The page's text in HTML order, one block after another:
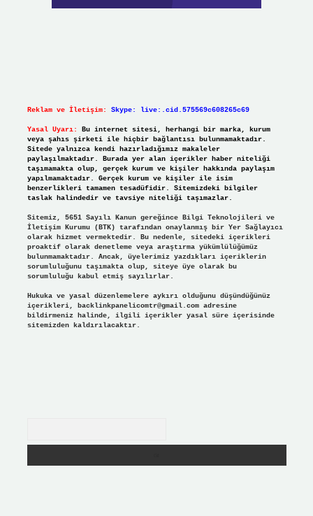
Reklam ve İletişim: Skype: live:.cid.575569c608265c69
Yasal Uyarı:
Bu internet sitesi, herhangi bir marka, kurum
veya şahıs şirketi ile hiçbir bağlantısı bulunmamaktadır.
Sitede yalnızca kendi hazırladığımız makaleler
paylaşılmaktadır. Burada yer alan içerikler haber niteliği
taşımamakta olup, gerçek kurum ve kişiler hakkında paylaşım
yapılmamaktadır. Gerçek kurum ve kişiler ile isim
benzerlikleri tamamen tesadüfidir. Sitemizdeki bilgiler
taslak halindedir ve tavsiye niteliği taşımazlar.
Sitemiz, 5651 Sayılı Kanun gereğince Bilgi Teknolojileri ve
İletişim Kurumu (BTK) tarafından onaylanmış bir Yer Sağlayıcı
olarak hizmet vermektedir. Bu nedenle, sitedeki içerikleri
proaktif olarak denetleme veya araştırma yükümlülüğümüz
bulunmamaktadır. Ancak, üyelerimiz yazdıkları içeriklerin
sorumluluğunu taşımakta olup, siteye üye olarak bu
sorumluluğu kabul etmiş sayılırlar.
Hukuka ve yasal düzenlemelere aykırı olduğunu düşündüğünüz
içerikleri, backlinkpanelicomtr@gmail.comadresine
bildirmeniz halinde, ilgili içerikler yasal süre içerisinde
sitemizden kaldırılacaktır.